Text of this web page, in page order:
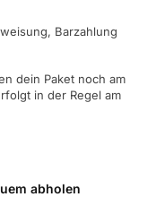
Barzahlung
dein Paket noch am
in der Regel am
abholen